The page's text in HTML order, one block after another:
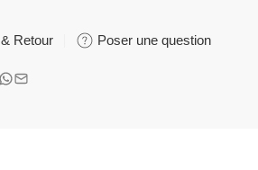
Retour Poser une question